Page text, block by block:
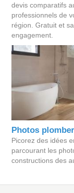
devis comparatifs
professionnels de
région. Gratuit et
engagement.
Photos
Picorez des idées
parcourant les
constructions des